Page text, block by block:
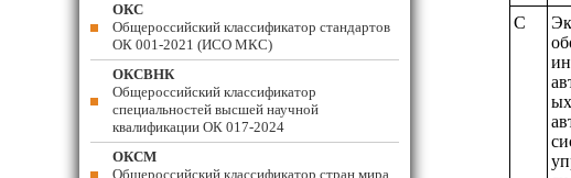
C
ОКС
Общероссийский классификатор стандартов
ОК 001-2021 (ИСО МКС)
ОКСВНК
Общероссийский классификатор
специальностей высшей научной
квалификации ОК 017-2024
ОКСМ
Общероссийский классификатор стран мира